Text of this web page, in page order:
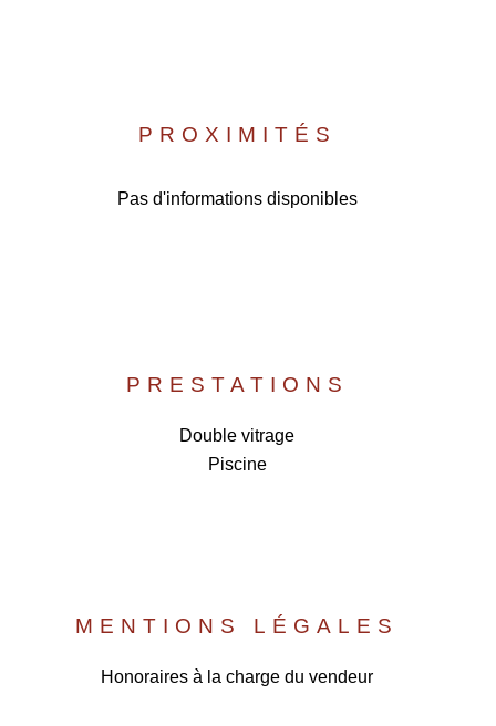
PROXIMITÉS
Pas d'informations disponibles
PRESTATIONS
Double vitrage
Piscine
MENTIONS LÉGALES
Honoraires à la charge du vendeur